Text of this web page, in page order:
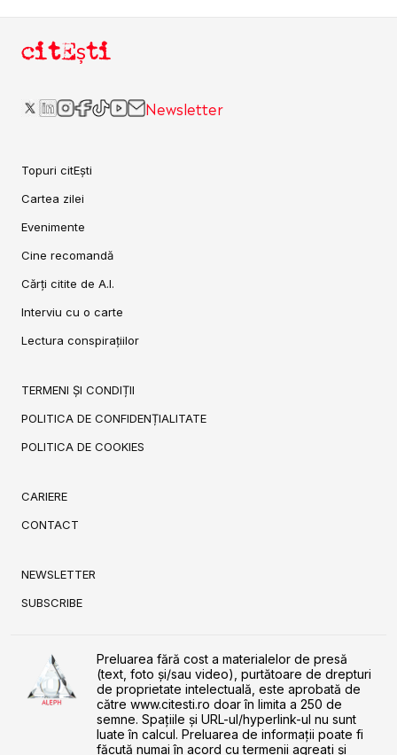
citEști
Newsletter
Topuri citEști
Cartea zilei
Evenimente
Cine recomandă
Cărți citite de A.I.
Interviu cu o carte
Lectura conspirațiilor
TERMENI ȘI CONDIȚII
POLITICA DE CONFIDENȚIALITATE
POLITICA DE COOKIES
CARIERE
CONTACT
NEWSLETTER
SUBSCRIBE
Preluarea fără cost a materialelor de presă
(text, foto și/sau video), purtătoare de drepturi
de proprietate intelectuală, este aprobată de
către www.citesti.ro doar în limita a 250 de
semne. Spaţiile şi URL-ul/hyperlink-ul nu sunt
luate în calcul. Preluarea de informaţii poate fi
făcută numai în acord cu termenii agreaţi şi